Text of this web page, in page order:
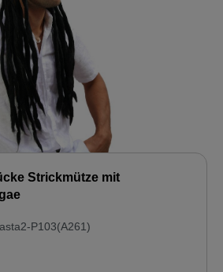
Strickmütze mit
P103(A261)